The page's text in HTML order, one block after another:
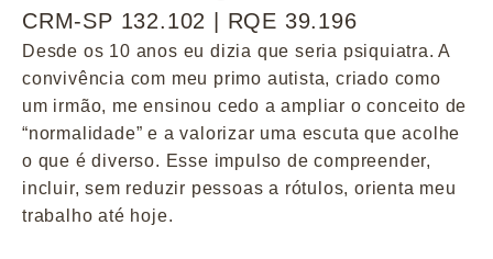
CRM-SP 132.102 | RQE 39.196
Desde os 10 anos eu dizia que seria psiquiatra. A
convivência com meu primo autista, criado como
um irmão, me ensinou cedo a ampliar o conceito de
“normalidade” e a valorizar uma escuta que acolhe
o que é diverso. Esse impulso de compreender,
incluir, sem reduzir pessoas a rótulos, orienta meu
trabalho até hoje.